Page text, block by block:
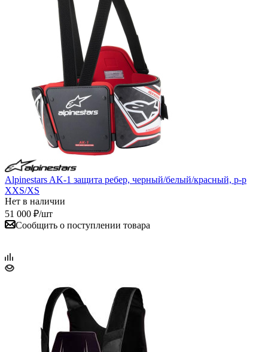
Alpinestars AK-1 защита ребер, черный/белый/красный, р-р
XXS/XS
Нет в наличии
51 000 ₽/шт
Сообщить о поступлении товара